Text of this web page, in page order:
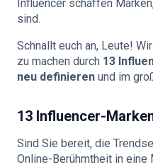
Influencer schaffen
sind.
Schnallt euch an, Leute!
zu machen durch 13
neu definieren und im
13 Influencer-
Sind Sie bereit, die
Online-Berühmtheit in eine